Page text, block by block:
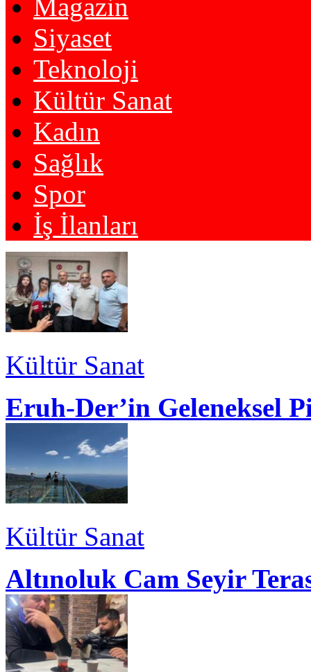
Magazin
Siyaset
Teknoloji
Kültür Sanat
Kadın
Sağlık
Spor
İş İlanları
Kültür Sanat
Eruh-Der’in Geleneksel
Kültür Sanat
Altınoluk Cam Seyir